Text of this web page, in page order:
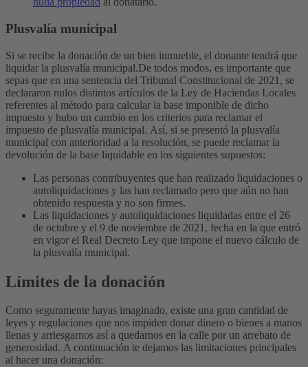
Plusvalía municipal
Si se recibe la donación de un bien inmueble, el donante tendrá que
liquidar la plusvalía municipal.De todos modos, es importante que
sepas que en una sentencia del Tribunal Constitucional de 2021, se
declararon nulos distintos artículos de la Ley de Haciendas Locales
referentes al método para calcular la base imponible de dicho
impuesto y hubo un cambio en los criterios para reclamar el
impuesto de plusvalía municipal. Así, si se presentó la plusvalía
municipal con anterioridad a la resolución, se puede reclamar la
devolución de la base liquidable en los siguientes supuestos:
Las personas contribuyentes que han realizado liquidaciones o
autoliquidaciones y las han reclamado pero que aún no han
obtenido respuesta y no son firmes.
Las liquidaciones y autoliquidaciones liquidadas entre el 26
de octubre y el 9 de noviembre de 2021, fecha en la que entró
en vigor el Real Decreto Ley que impone el nuevo cálculo de
la plusvalía municipal.
Límites de la donación
Como seguramente hayas imaginado, existe una gran cantidad de
leyes y regulaciones que nos impiden donar dinero o bienes a manos
llenas y arriesgarnos así a quedarnos en la calle por un arrebato de
generosidad. A continuación te dejamos las limitaciones principales
al hacer una donación: